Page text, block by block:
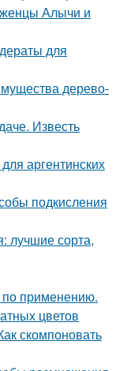
Алычи и
для
дерево-
Известь
аргентинских
подкисления
лучшие сорта,
применению.
цветов
скомпоновать